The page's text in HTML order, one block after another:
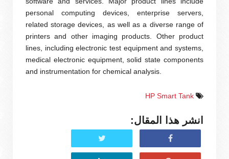
personal computing devices, enterprise servers,
related storage devices, as well as a diverse range of
printers and other imaging products. Other product
lines, including electronic test equipment and systems,
medical electronic equipment, solid state components
and instrumentation for chemical analysis.
HP Smart Tank
انشر هذا المقال: